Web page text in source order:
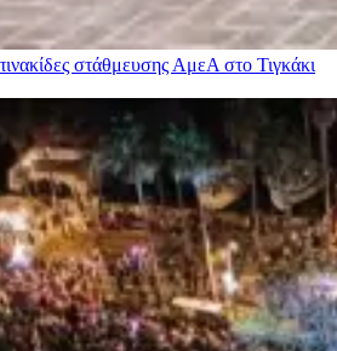
στάθμευσης ΑμεΑ στο Τιγκάκι